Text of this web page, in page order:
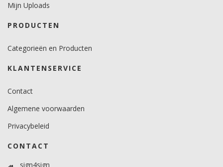
Levensduurverwachting
Mijn Uploads
PRODUCTEN
Categorieën en Producten
KLANTENSERVICE
Contact
Algemene voorwaarden
Privacybeleid
CONTACT
sign4sign